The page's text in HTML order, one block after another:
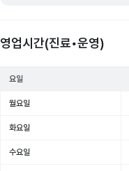
영업시간(진료•운영)
요일
월요일
화요일
수요일